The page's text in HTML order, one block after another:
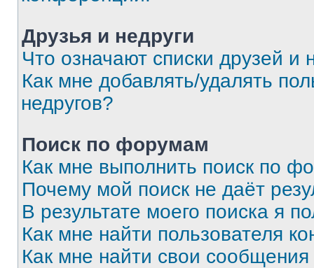
Друзья и недруги
Что означают списки друзей и
Как мне добавлять/удалять
недругов?
Поиск по форумам
Как мне выполнить поиск по
Почему мой поиск не даёт
В результате моего поиска я
Как мне найти пользователя
Как мне найти свои